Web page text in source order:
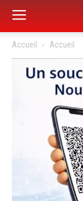
Accueil Accueil